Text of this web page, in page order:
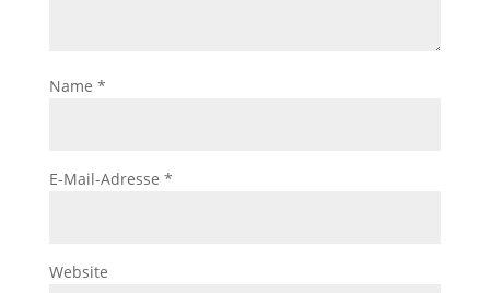
Name *
E-Mail-Adresse *
Website